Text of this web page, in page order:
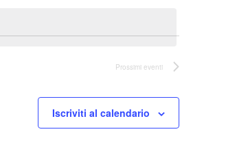
Prossimi eventi
Iscriviti al calendario